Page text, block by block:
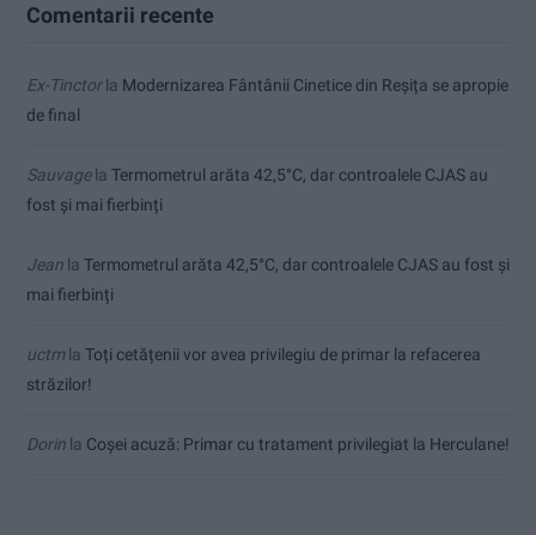
Comentarii recente
Ex-Tinctorla Modernizarea Fântânii Cinetice din Reșița se apropie
de final
Sauvagela Termometrul arăta 42,5°C, dar controalele CJAS au
fost și mai fierbinți
Jean la Termometrul arăta 42,5°C, dar controalele CJAS au fost și
mai fierbinți
uctmla Toți cetățenii vor avea privilegiu de primar la refacerea
străzilor!
Dorin la Coșei acuză: Primar cu tratament privilegiat la Herculane!